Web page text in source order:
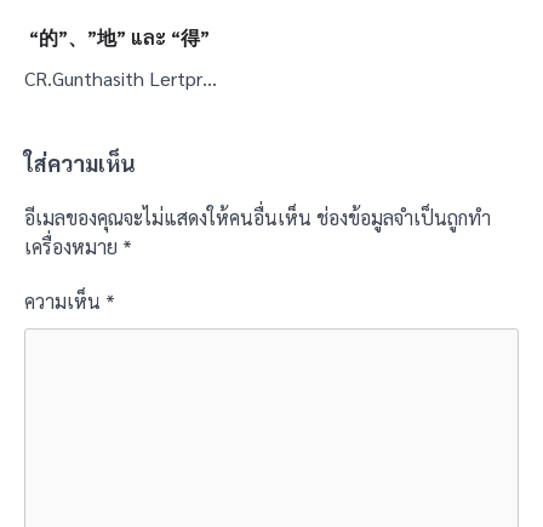
“的”、”地” และ “得”
CR.Gunthasith Lertpr…
ใส่ความเห็น
อีเมลของคุณจะไม่แสดงให้คนอื่นเห็น ช่องข้อมูลจำเป็นถูกทำ
เครื่องหมาย *
ความเห็น *